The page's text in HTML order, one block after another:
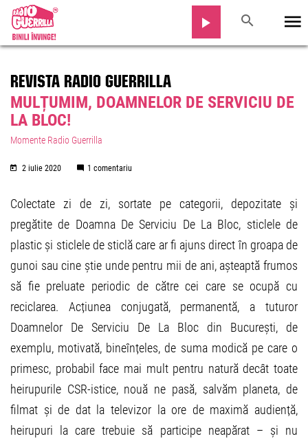
REVISTA RADIO GUERRILLA
MULȚUMIM, DOAMNELOR DE SERVICIU DE
LA BLOC!
Momente Radio Guerrilla
2 iulie 2020 1 comentariu
Colectate zi de zi, sortate pe categorii, depozitate și
pregătite de Doamna De Serviciu De La Bloc, sticlele de
plastic și sticlele de sticlă care ar fi ajuns direct în groapa de
gunoi sau cine știe unde pentru mii de ani, așteaptă frumos
să fie preluate periodic de către cei care se ocupă cu
reciclarea. Acțiunea conjugată, permanentă, a tuturor
Doamnelor De Serviciu De La Bloc din București, de
exemplu, motivată, bineînțeles, de suma modică pe care o
primesc, probabil face mai mult pentru natură decât toate
heirupurile CSR-istice, nouă ne pasă, salvăm planeta, de
filmat și de dat la televizor la ore de maximă audiență,
heirupuri la care trebuie să participe neapărat – și nu